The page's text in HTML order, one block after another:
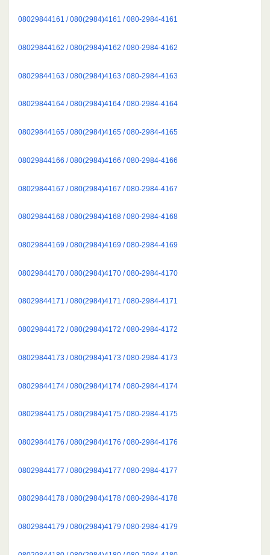
08029844161 / 080(2984)4161 / 080-2984-4161
08029844162 / 080(2984)4162 / 080-2984-4162
08029844163 / 080(2984)4163 / 080-2984-4163
08029844164 / 080(2984)4164 / 080-2984-4164
08029844165 / 080(2984)4165 / 080-2984-4165
08029844166 / 080(2984)4166 / 080-2984-4166
08029844167 / 080(2984)4167 / 080-2984-4167
08029844168 / 080(2984)4168 / 080-2984-4168
08029844169 / 080(2984)4169 / 080-2984-4169
08029844170 / 080(2984)4170 / 080-2984-4170
08029844171 / 080(2984)4171 / 080-2984-4171
08029844172 / 080(2984)4172 / 080-2984-4172
08029844173 / 080(2984)4173 / 080-2984-4173
08029844174 / 080(2984)4174 / 080-2984-4174
08029844175 / 080(2984)4175 / 080-2984-4175
08029844176 / 080(2984)4176 / 080-2984-4176
08029844177 / 080(2984)4177 / 080-2984-4177
08029844178 / 080(2984)4178 / 080-2984-4178
08029844179 / 080(2984)4179 / 080-2984-4179